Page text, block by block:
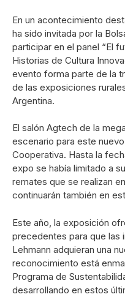
En un acontecimiento
ha sido invitada por la
participar en el panel “El
Historias de Cultura
evento forma parte de la
de las exposiciones
Argentina.
El salón Agtech de la
escenario para este
Cooperativa. Hasta la
expo se había limitado a
remates que se realizan
continuarán también en
Este año, la exposición
precedentes para que las
Lehmann adquieran una
reconocimiento está
Programa de
desarrollando en estos